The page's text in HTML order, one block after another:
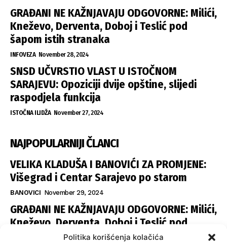
Politika korišćenja kolačića
GRAĐANI NE KAŽNJAVAJU ODGOVORNE: Milići,
Kneževo, Derventa, Doboj i Teslić pod
šapom istih stranaka
INFOVEZA November 28, 2024
SNSD UČVRSTIO VLAST U ISTOČNOM
SARAJEVU: Opoziciji dvije opštine, slijedi
raspodjela funkcija
ISTOČNA ILIDŽA November 27, 2024
NAJPOPULARNIJI ČLANCI
VELIKA KLADUŠA I BANOVIĆI ZA PROMJENE:
Višegrad i Centar Sarajevo po starom
BANOVICI November 29, 2024
GRAĐANI NE KAŽNJAVAJU ODGOVORNE: Milići,
Kneževo, Derventa, Doboj i Teslić pod
šapom istih stranaka